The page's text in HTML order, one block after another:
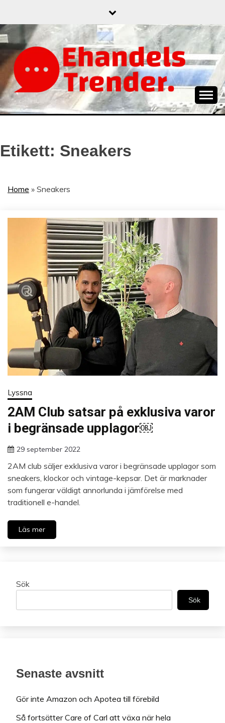
content
När allt blir e-handel
Etikett: Sneakers
Home » Sneakers
Lyssna
2AM Club satsar på exklusiva varor
i begränsade upplagor￼
29 september 2022
2AM club säljer exklusiva varor i begränsade upplagor som
sneakers, klockor och vintage-kepsar. Det är marknader
som fungerar väldigt annorlunda i jämförelse med
traditionell e-handel.
Läs mer
Sök
Sök
Senaste avsnitt
Gör inte Amazon och Apotea till förebild
Så fortsätter Care of Carl att växa när hela